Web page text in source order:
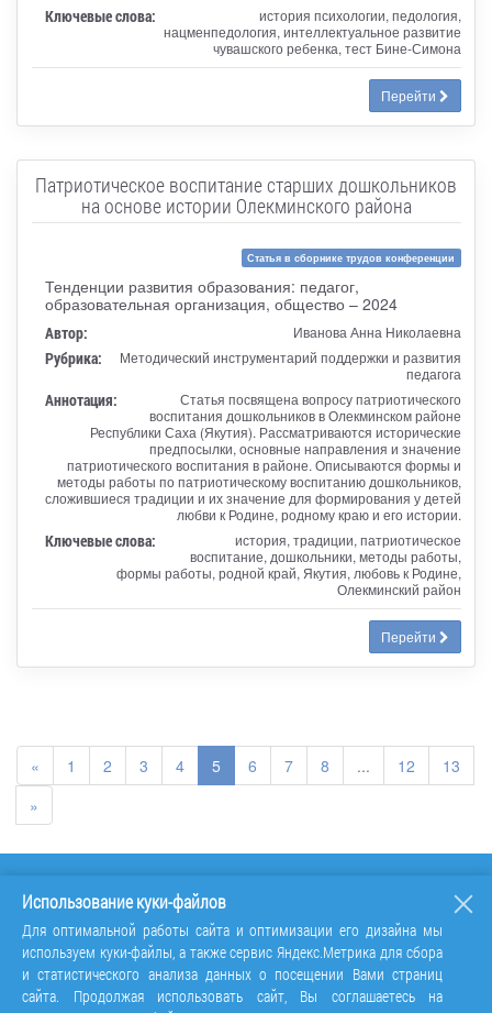
Ключевые слова:
история психологии, педология,
нацменпедология, интеллектуальное развитие
чувашского ребенка, тест Бине-Симона
Перейти
Патриотическое воспитание старших дошкольников
на основе истории Олекминского района
Статья в сборнике трудов конференции
Тенденции развития образования: педагог,
образовательная организация, общество – 2024
Автор: Иванова Анна Николаевна
Рубрика:
Методический инструментарий поддержки и развития
педагога
Аннотация:
Статья посвящена вопросу патриотического
воспитания дошкольников в Олекминском районе
Республики Саха (Якутия). Рассматриваются исторические
предпосылки, основные направления и значение
патриотического воспитания в районе. Описываются формы и
методы работы по патриотическому воспитанию дошкольников,
сложившиеся традиции и их значение для формирования у детей
любви к Родине, родному краю и его истории.
Ключевые слова:
история, традиции, патриотическое
воспитание, дошкольники, методы работы,
формы работы, родной край, Якутия, любовь к Родине,
Олекминский район
Перейти
« 1 2 3 4 5 6 7 8 ... 12
13
»
Использование куки-файлов
Для оптимальной работы сайта и оптимизации его дизайна мы
используем куки-файлы, а также сервис Яндекс.Метрика для сбора
и статистического анализа данных о посещении Вами страниц
сайта. Продолжая использовать сайт, Вы соглашаетесь на